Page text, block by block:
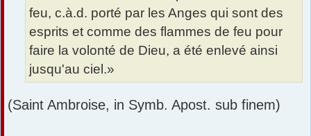
feu, c.à.d. porté par les Anges qui sont des
esprits et comme des flammes de feu pour
faire la volonté de Dieu, a été enlevé ainsi
jusqu'au ciel.»
(Saint Ambroise, in Symb. Apost. sub finem)